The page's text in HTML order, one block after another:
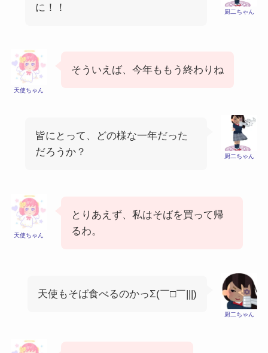
厨二ちゃん
に！！
天使ちゃん
そういえば、今年ももう終わりね
厨二ちゃん
皆にとって、どの様な一年だった
だろうか？
天使ちゃん
とりあえず、私はそばを買って帰
るわ。
厨二ちゃん
天使もそば食べるのかっΣ(￣□￣|||)